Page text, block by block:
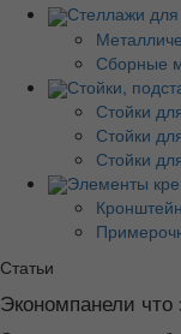
Стеллажи
Сборные
Стойки,
Стойки
Стойки
Стойки
Элементы
Статьи
Экономпанели что